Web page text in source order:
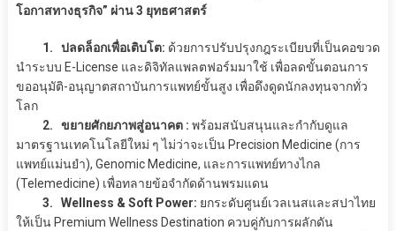
โอกาสทางธุรกิจ” ผ่าน 3 ยุทธศาสตร์
1. ปลดล็อกเพื่อเติบโต: ด้วยการปรับปรุงกฎระเบียบที่เป็นคอขวด
นำระบบ E-License และดิจิทัลแพลตฟอร์มมาใช้ เพื่อลดขั้นตอนการ
ขออนุมัติ-อนุญาตสถาบันการแพทย์ขั้นสูง เพื่อดึงดูดนักลงทุนจากทั่ว
โลก
2. ขยายศักยภาพสู่อนาคต : พร้อมสนับสนุนและกำกับดูแล
มาตรฐานเทคโนโลยีใหม่ ๆ ไม่ว่าจะเป็น Precision Medicine (การ
แพทย์แม่นยำ), Genomic Medicine, และการแพทย์ทางไกล
(Telemedicine) เพื่อทลายข้อจำกัดด้านพรมแดน
3. Wellness & Soft Power: ยกระดับศูนย์เวลเนสและสปาไทย
ให้เป็น Premium Wellness Destination ควบคู่กับการผลักดัน